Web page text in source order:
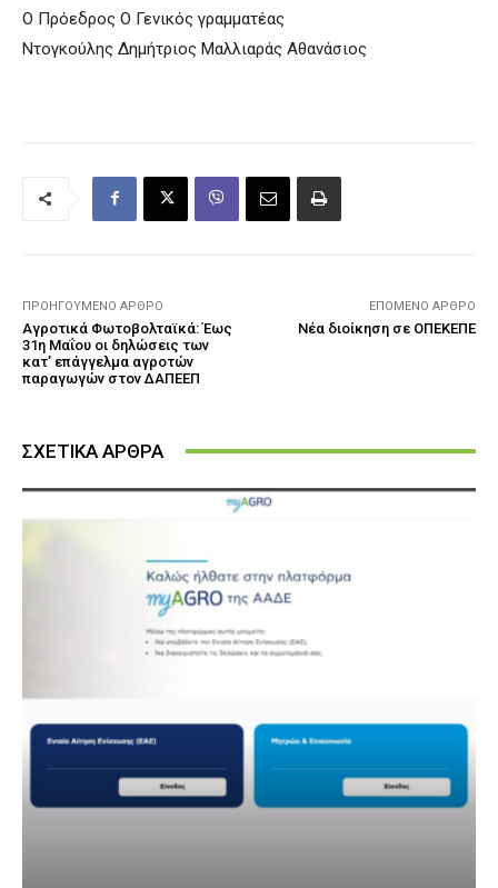
Ο Πρόεδρος Ο Γενικός γραμματέας
Ντογκούλης Δημήτριος Μαλλιαράς Αθανάσιος
ΠΡΟΗΓΟΎΜΕΝΟ ΆΡΘΡΟ
Αγροτικά Φωτοβολταϊκά: Έως
31η Μαΐου οι δηλώσεις των
κατ’ επάγγελμα αγροτών
παραγωγών στον ΔΑΠΕΕΠ
ΕΠΌΜΕΝΟ ΆΡΘΡΟ
Νέα διοίκηση σε ΟΠΕΚΕΠΕ
ΣΧΕΤΙΚΑ ΑΡΘΡΑ